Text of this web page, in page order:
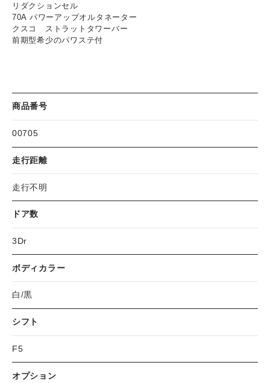
リダクションセル
70A パワーアップオルタネーター
クスコ ストラットタワーバー
前期型希少のパワステ付
商品番号
00705
走行距離
走行不明
ドア数
3Dr
ボディカラー
白/黒
シフト
F5
オプション